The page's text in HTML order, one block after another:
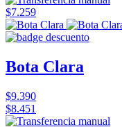
$7.259
Bota Clara
$9.390
$8.451